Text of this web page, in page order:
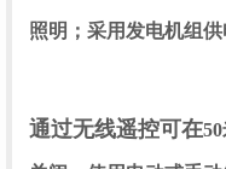
照明；采用发电机组
通过无线遥控可在